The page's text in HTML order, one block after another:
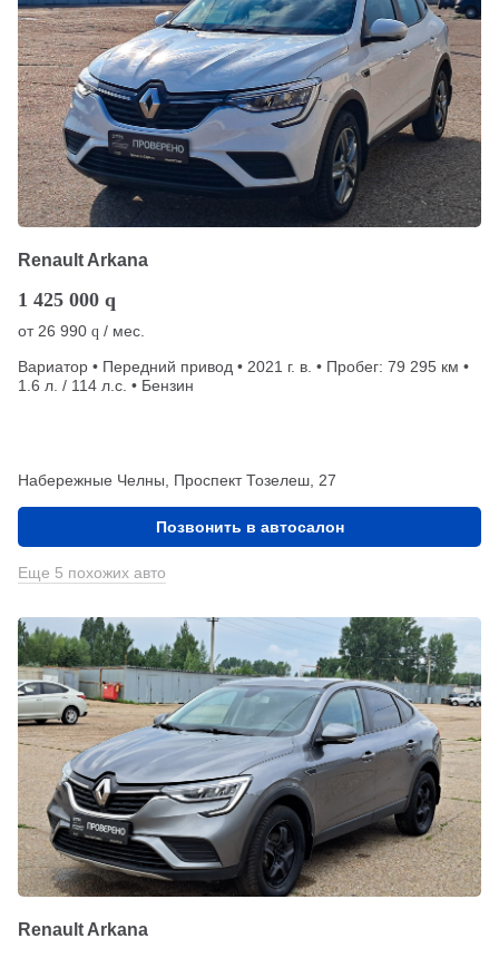
Renault Arkana
1 425 000 q
от26 990 q / мес.
Вариатор • Передний привод • 2021 г. в. • Пробег: 79 295 км •
1.6 л. / 114 л.с. • Бензин
Набережные Челны, Проспект Тозелеш, 27
Позвонить в автосалон
Еще 5 похожих авто
Renault Arkana